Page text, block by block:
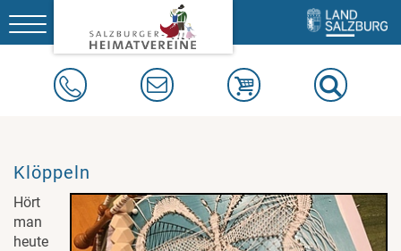
Toggle
navigation
Klöppeln
Hört
man
heute